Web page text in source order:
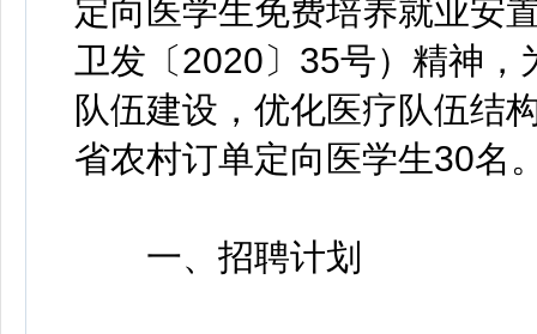
定向医学生免费培养就业安
卫发〔2020〕35号）精神
队伍建设，优化医疗队伍结
省农村订单定向医学生30名
一、招聘计划